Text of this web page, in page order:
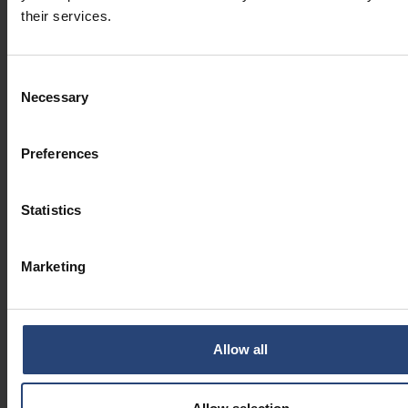
their services.
Selection
Necessary
Preferences
Statistics
Marketing
Allow all